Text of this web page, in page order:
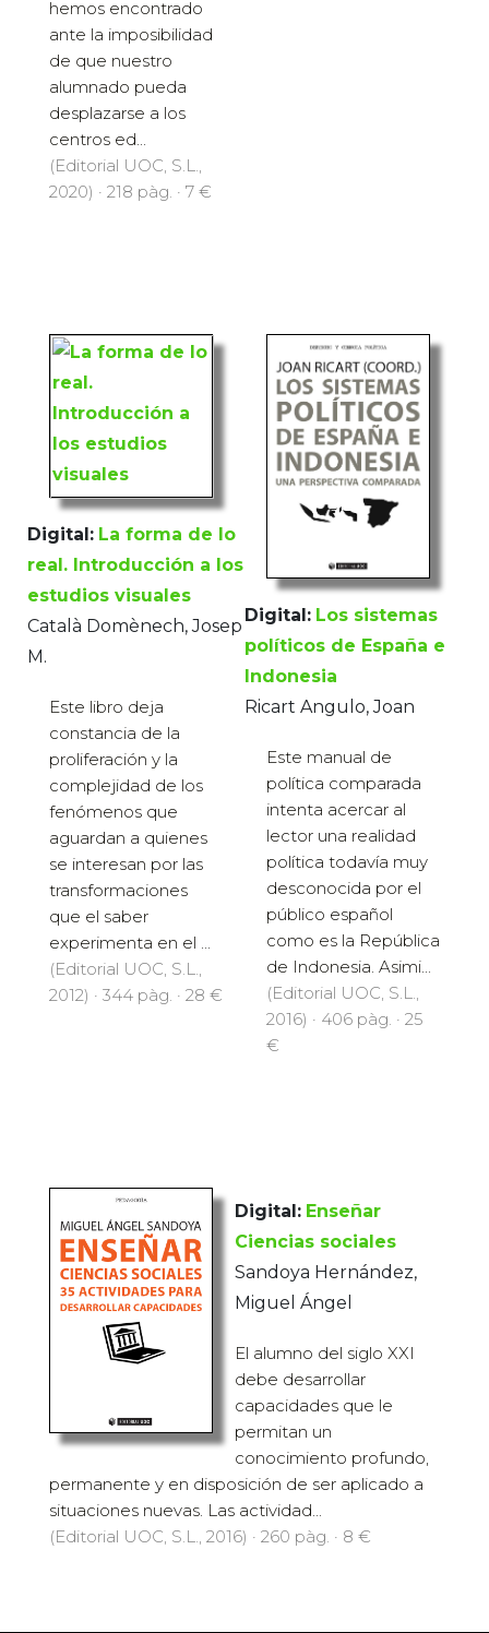
hemos encontrado
ante la imposibilidad
de que nuestro
alumnado pueda
desplazarse a los
centros ed...
(Editorial UOC, S.L.,
2020) · 218 pàg. · 7 €
Digital: La forma de lo
real. Introducción a los
estudios visuales
Català Domènech, Josep
M.
Este libro deja
constancia de la
proliferación y la
complejidad de los
fenómenos que
aguardan a quienes
se interesan por las
transformaciones
que el saber
experimenta en el ...
(Editorial UOC, S.L.,
2012) · 344 pàg. · 28 €
Digital: Los sistemas
políticos de España e
Indonesia
Ricart Angulo, Joan
Este manual de
política comparada
intenta acercar al
lector una realidad
política todavía muy
desconocida por el
público español
como es la República
de Indonesia. Asimi...
(Editorial UOC, S.L.,
2016) · 406 pàg. · 25
€
Digital: Enseñar
Ciencias sociales
Sandoya Hernández,
Miguel Ángel
El alumno del siglo XXI
debe desarrollar
capacidades que le
permitan un
conocimiento profundo,
permanente y en disposición de ser aplicado a
situaciones nuevas. Las actividad...
(Editorial UOC, S.L., 2016) · 260 pàg. · 8 €